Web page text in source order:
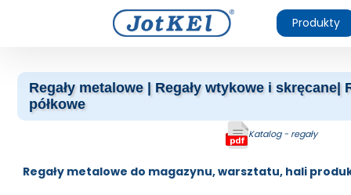
Produkty
Regały metalowe | Regały wtykowe i skręcane|
półkowe
Katalog - regały
Regały metalowe do magazynu, warsztatu, hali